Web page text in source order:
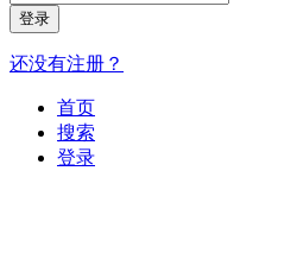
登录
还没有注册？
首页
搜索
登录